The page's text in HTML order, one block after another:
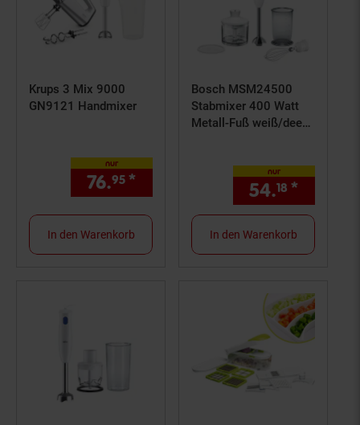
Krups 3 Mix 9000
GN9121 Handmixer
nur
76.95 * € Sternchen
In den Warenkorb
Bosch MSM24500
Stabmixer 400 Watt
Metall-Fuß weiß/deep
nur
54.18 *
In den Warenkorb